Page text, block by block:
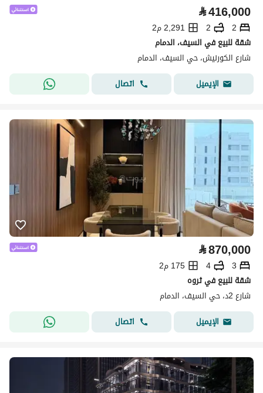
⃁416,000
2
2
2,291 م2
شقة للبيع في السيف، الدمام
شارع الكورنيش، حي السيف، الدمام
الإيميل
اتصال
⃁870,000
3
4
175 م2
شقة للبيع في ثروه
شارع 2د، حي السيف، الدمام
الإيميل
اتصال